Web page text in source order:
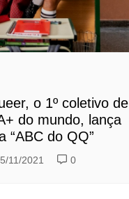
o 1º coletivo de
do mundo, lança
“ABC do QQ”
11/2021 0